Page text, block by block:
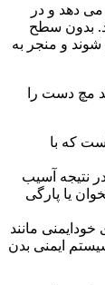
دهد و در
بدون سطح
و منجر به
مچ دست را
که با
نتیجه آسیب
یا پارگی
خودایمنی مانند
ایمنی بدن